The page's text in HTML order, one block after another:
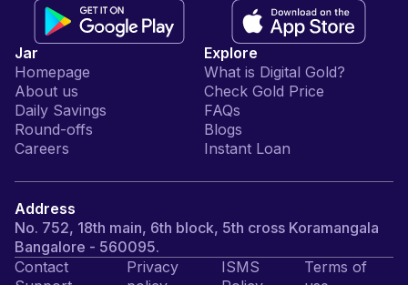
Jar
Homepage
About us
Daily Savings
Round-offs
Careers
Explore
What is Digital Gold?
Check Gold Price
FAQs
Blogs
Instant Loan
Address
No. 752, 18th main, 6th block, 5th cross Koramangala
Bangalore - 560095.
Contact
Privacy
ISMS
Terms of